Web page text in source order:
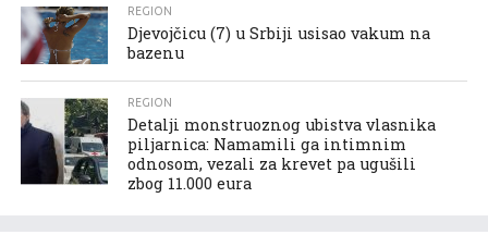
REGION
Djevojčicu (7) u Srbiji usisao vakum na
bazenu
REGION
Detalji monstruoznog ubistva vlasnika
piljarnica: Namamili ga intimnim
odnosom, vezali za krevet pa ugušili
zbog 11.000 eura